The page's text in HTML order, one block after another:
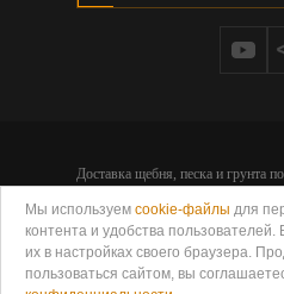
Доставка щебня, песка и грунта
Политика обработки
Согласие на обработку
Политика использования cookies
Согласие на обработку данных
Мы используем cookie-файлы для
контента и удобства
их в настройках своего браузера.
пользоваться сайтом, вы